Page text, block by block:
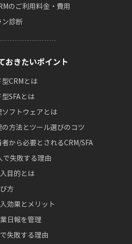
のご利用料金・費用
診断
おきたいポイント
CRMとは
SFAとは
ソフトウェアとは
の方法とツール選びのコツ
から必要とされるCRM/SFA
で失敗する理由
目的とは
方
効果とメリット
日報を管理
失敗する理由